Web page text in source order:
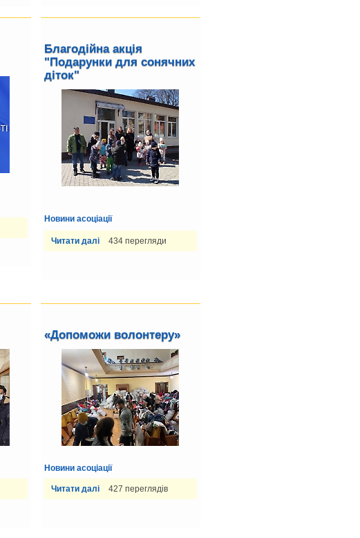
Благодійна акція
"Подарунки для сонячних
діток"
Новини асоціації
Читати далі 434 перегляди
«Допоможи волонтеру»
Новини асоціації
Читати далі 427 переглядів